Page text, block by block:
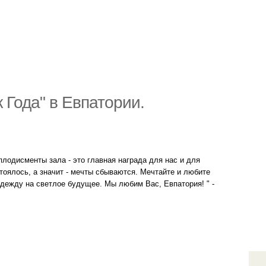
в Евпатории.
зала - это главная награда для нас и для
а значит - мечты сбываются. Мечтайте и любите
на светлое будущее. Мы любим Вас, Евпатория! " -